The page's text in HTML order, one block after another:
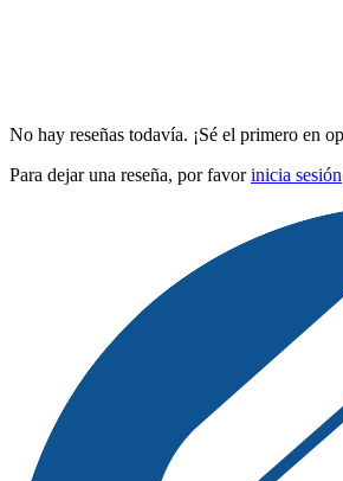
No hay reseñas todavía. ¡Sé el primero en
Para dejar una reseña, por favorinicia sesión